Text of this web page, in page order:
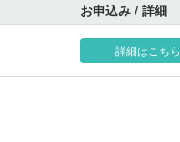
お申込み / 詳細
詳細はこちら